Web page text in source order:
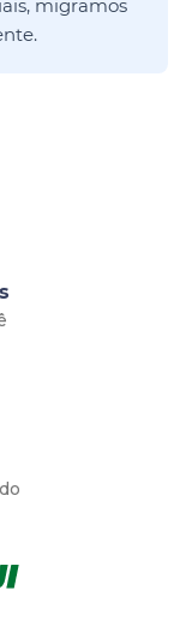
migramos